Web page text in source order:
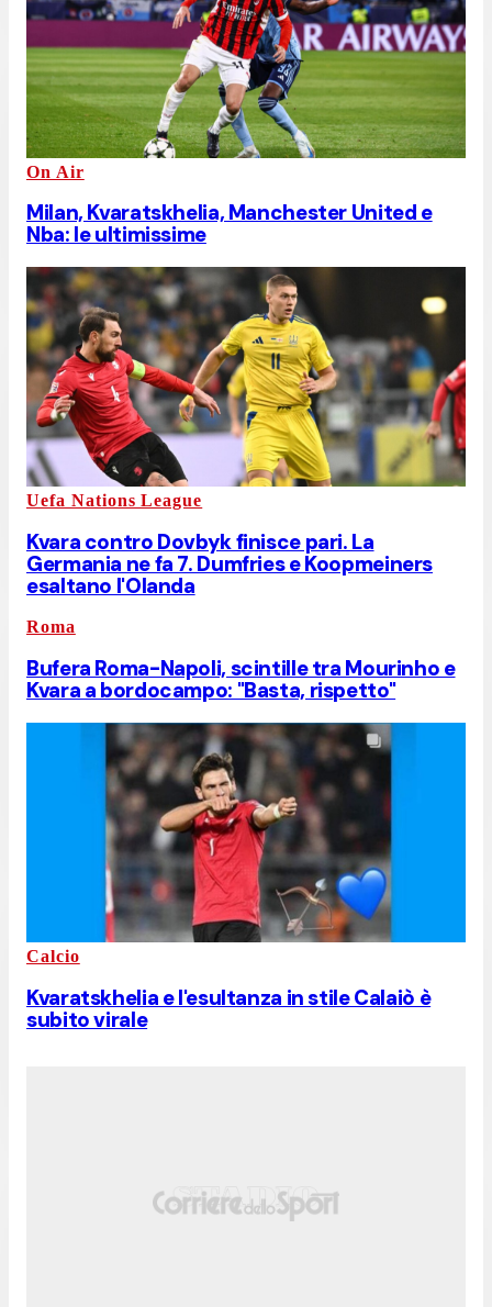
On Air
Milan, Kvaratskhelia, Manchester United e
Nba: le ultimissime
Uefa Nations League
Kvara contro Dovbyk finisce pari. La
Germania ne fa 7. Dumfries e Koopmeiners
esaltano l'Olanda
Roma
Bufera Roma-Napoli, scintille tra Mourinho e
Kvara a bordocampo: "Basta, rispetto"
Calcio
Kvaratskhelia e l'esultanza in stile Calaiò è
subito virale